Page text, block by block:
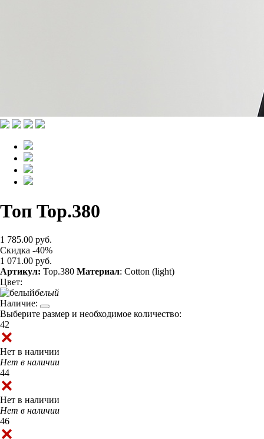
Топ Top.380
1 785.00 руб.
Скидка -40%
1 071.00 руб.
Артикул: Top.380 Материал: Cotton (light)
Цвет:
белый
Наличие:
Выберите размер и необходимое количество:
42
Нет в наличии
Нет в наличии
44
Нет в наличии
Нет в наличии
46